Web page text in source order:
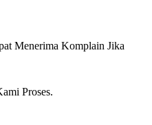
Menerima Komplain Jika
Proses.